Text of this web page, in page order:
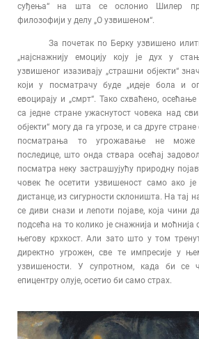
суђења“ на шта се ослонио Шилер
филозофији у делу „О узвишеном“.
За почетак по Берку узвишено илити
„најснажнију емоцију коју је дух у
узвишеног изазивају „страшни објекти“
који у посматрачу буде „идеје бола и
евоцирају и „смрт“. Тако схваћено,
са једне стране ужаснутост човека над
објекти“ могу да га угрозе, и са друге
посматрања то угрожавање не може
последице, што онда ствара осећај
посматра неку застрашујућу природну
човек ће осетити узвишеност само ако
дистанце, из сигурности склоништа. На тај
се диви снази и лепоти појаве, која чини
подсећа на то колико је снажнија и моћнија
његову крхкост. Али зато што у том
директно угрожен, све те импресије у
узвишености. У супротном, када би се
епицентру олује, осетио би само страх.